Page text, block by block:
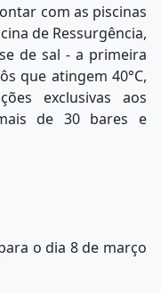
com as piscinas
de Ressurgência,
de sal - a primeira
que atingem 40°C,
exclusivas aos
de 30 bares e
o dia 8 de março